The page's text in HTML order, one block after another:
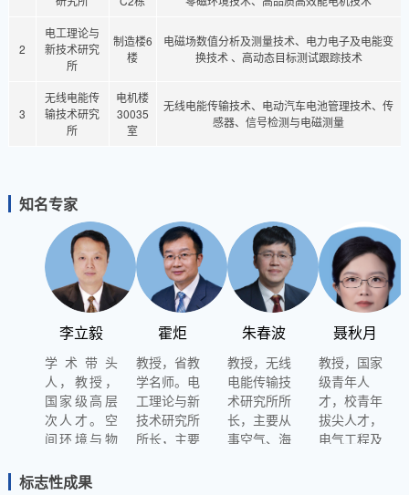
2
电工理论与
新技术研究
所
制造楼6
楼
电磁场数值分析及测量技术、电力电子及电能变
换技术 、高动态目标测试跟踪技术
3
无线电能传
输技术研究
所
电机楼
30035
室
无线电能传输技术、电动汽车电池管理技术、传
感器、信号检测与电磁测量
知名专家
李立毅
学术带头
人，教授，
国家级高层
次人才。空
间环境与物
院院长，主
霍炬
教授，省教
学名师。电
工理论与新
技术研究所
所长，主要
朱春波
教授，无线
电能传输技
术研究所所
长，主要从
事空气、海
聂秋月
教授，国家
级青年人
才，校青年
拔尖人才，
电气工程及
标志性成果